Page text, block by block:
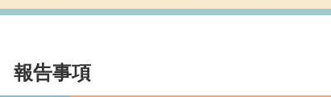
報告事項